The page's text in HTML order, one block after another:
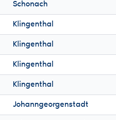
Schonach
Klingenthal
Klingenthal
Klingenthal
Klingenthal
Johanngeorgenstadt